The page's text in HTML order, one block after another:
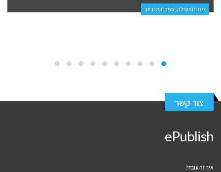
פנאי, פרוזה, ספרי ביכורים
צור קשר
ePublish
איך זה עובד?